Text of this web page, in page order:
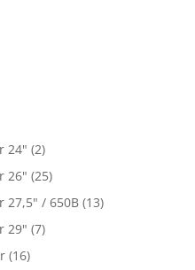
24" (2)
26" (25)
27,5" / 650B (13)
29" (7)
(16)